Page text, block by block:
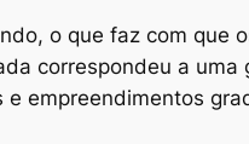
o que faz com que
correspondeu a
empreendimentos